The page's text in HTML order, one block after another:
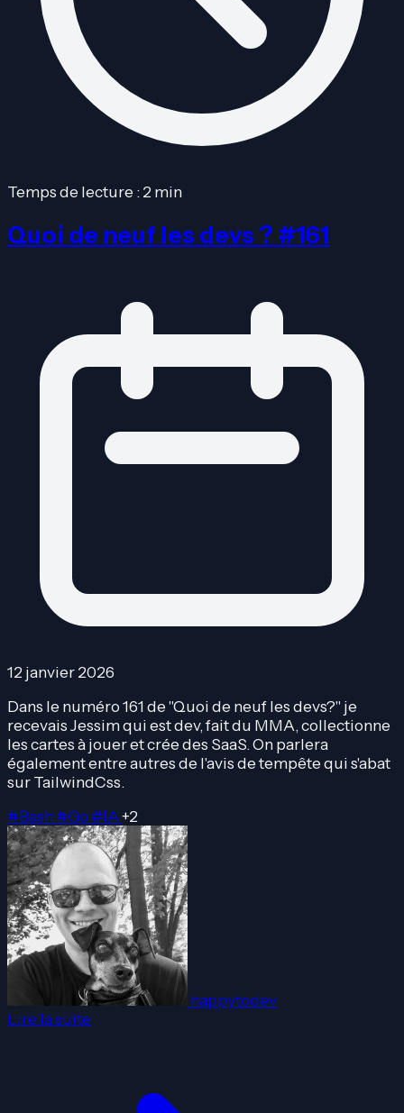
Temps de lecture : 2 min
Quoi de neuf les devs ? #161
12 janvier 2026
Dans le numéro 161 de "Quoi de neuf les devs?" je
recevais Jessim qui est dev, fait du MMA, collectionne
les cartes à jouer et crée des SaaS. On parlera
également entre autres de l'avis de tempête qui s'abat
sur TailwindCss.
#Bash #Go #IA+2
happytodev
Lire la suite